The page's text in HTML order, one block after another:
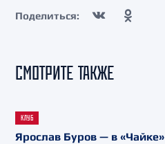
Поделиться:
СМОТРИТЕ ТАКЖЕ
КЛУБ
Ярослав Буров — в «Чайке»